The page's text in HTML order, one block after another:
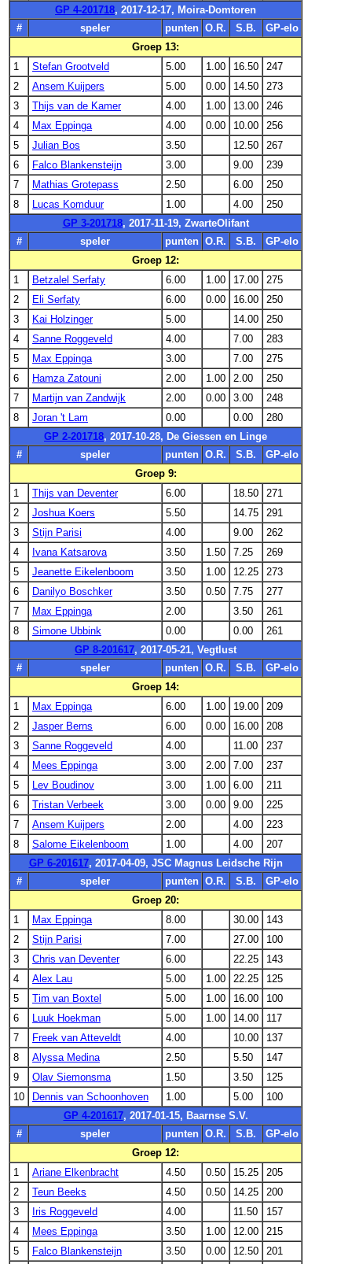
GP 4-201718, 2017-12-17, Moira-Domtoren
#
speler punten O.R. S.B.
GP-elo
Groep 13:
1
Stefan Grootveld 5.00 1.00 16.50
247
2
Ansem Kuijpers 5.00 0.00 14.50
273
3
Thijs van de Kamer 4.00 1.00 13.00
246
4
Max Eppinga 4.00 0.00 10.00
256
5
Julian Bos 3.50 12.50
267
6
Falco Blankensteijn 3.00 9.00
239
7
Mathias Grotepass 2.50 6.00
250
8
Lucas Komduur 1.00 4.00
250
GP 3-201718, 2017-11-19, ZwarteOlifant
#
speler punten O.R. S.B.
GP-elo
Groep 12:
1
Betzalel Serfaty 6.00 1.00 17.00
275
2
Eli Serfaty 6.00 0.00 16.00
250
3
Kai Holzinger 5.00 14.00
250
4
Sanne Roggeveld 4.00 7.00
283
5
Max Eppinga 3.00 7.00
275
6
Hamza Zatouni 2.00 1.00 2.00
250
7
Martijn van Zandwijk 2.00 0.00 3.00
248
8
Joran 't Lam 0.00 0.00
280
GP 2-201718, 2017-10-28, De Giessen en Linge
#
speler punten O.R. S.B.
GP-elo
Groep 9:
1
Thijs van Deventer 6.00 18.50
271
2
Joshua Koers 5.50 14.75
291
3
Stijn Parisi 4.00 9.00
262
4
Ivana Katsarova 3.50 1.50 7.25
269
5
Jeanette Eikelenboom 3.50 1.00 12.25
273
6
Danilyo Boschker 3.50 0.50 7.75
277
7
Max Eppinga 2.00 3.50
261
8
Simone Ubbink 0.00 0.00
261
GP 8-201617, 2017-05-21, Vegtlust
#
speler punten O.R. S.B.
GP-elo
Groep 14:
1
Max Eppinga 6.00 1.00 19.00
209
2
Jasper Berns 6.00 0.00 16.00
208
3
Sanne Roggeveld 4.00 11.00
237
4
Mees Eppinga 3.00 2.00 7.00
237
5
Lev Boudinov 3.00 1.00 6.00
211
6
Tristan Verbeek 3.00 0.00 9.00
225
7
Ansem Kuijpers 2.00 4.00
223
8
Salome Eikelenboom 1.00 4.00
207
GP 6-201617, 2017-04-09, JSC Magnus Leidsche Rijn
#
speler punten O.R. S.B.
GP-elo
Groep 20:
1
Max Eppinga 8.00 30.00
143
2
Stijn Parisi 7.00 27.00
100
3
Chris van Deventer 6.00 22.25
143
4
Alex Lau 5.00 1.00 22.25
125
5
Tim van Boxtel 5.00 1.00 16.00
100
6
Luuk Hoekman 5.00 1.00 14.00
117
7
Freek van Atteveldt 4.00 10.00
137
8
Alyssa Medina 2.50 5.50
147
9
Olav Siemonsma 1.50 3.50
125
10
Dennis van Schoonhoven 1.00 5.00
100
GP 4-201617, 2017-01-15, Baarnse S.V.
#
speler punten O.R. S.B.
GP-elo
Groep 12:
1
Ariane Elkenbracht 4.50 0.50 15.25
205
2
Teun Beeks 4.50 0.50 14.25
200
3
Iris Roggeveld 4.00 11.50
157
4
Mees Eppinga 3.50 1.00 12.00
215
5
Falco Blankensteijn 3.50 0.00 12.50
201